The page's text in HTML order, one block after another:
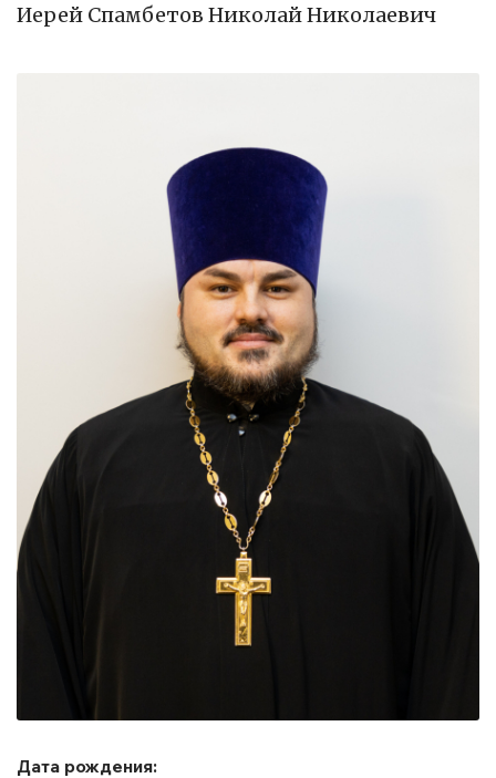
Иерей Спамбетов Николай Николаевич
Дата рождения: